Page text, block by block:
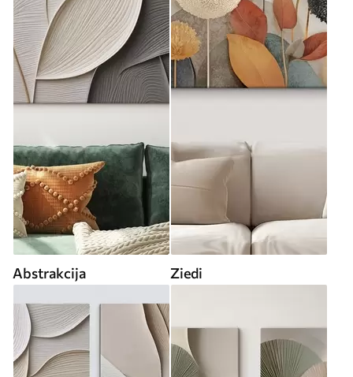
Abstrakcija Ziedi